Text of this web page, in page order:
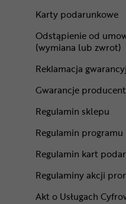
Karty podarunkowe
Odstąpienie od
(wymiana lub zwrot)
Reklamacja
Gwarancje
Regulamin sklepu
Regulamin
Regulamin kart
Regulaminy akcji
Akt o Usługach